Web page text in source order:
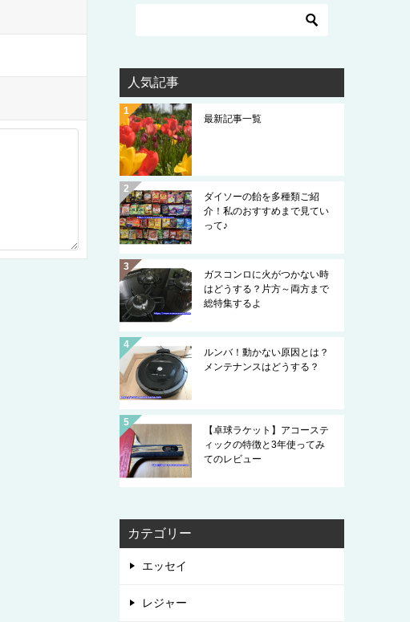
人気記事
最新記事一覧
ダイソーの飴を多種類ご紹
介！私のおすすめまで見てい
って♪
ガスコンロに火がつかない時
はどうする？片方～両方まで
総特集するよ
ルンバ！動かない原因とは？
メンテナンスはどうする？
【卓球ラケット】アコーステ
ィックの特徴と3年使ってみ
てのレビュー
カテゴリー
エッセイ
レジャー